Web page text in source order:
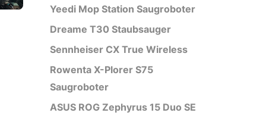
Yeedi Mop Station Saugroboter
Dreame T30 Staubsauger
Sennheiser CX True Wireless
Rowenta X-Plorer S75
Saugroboter
ASUS ROG Zephyrus 15 Duo SE